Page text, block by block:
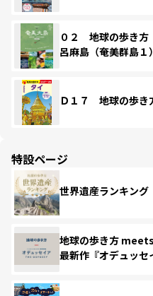
０２ 地球の歩き
呂麻島（奄美群島
Ｄ１７ 地球の歩
特設ページ
世界遺産ランキング
地球の歩き方
最新作『オデュッセ